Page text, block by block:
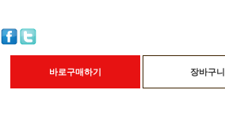
바로구매하기 장바구니